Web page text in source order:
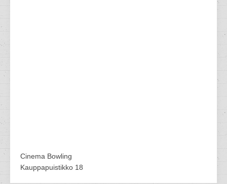
Cinema Bowling
Kauppapuistikko 18